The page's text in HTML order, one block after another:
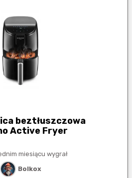
beztłuszczowa
Active Fryer
miesiącu wygrał
Bolkox